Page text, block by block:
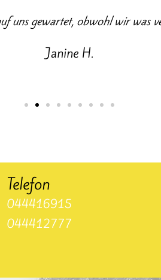
uns gewartet, obwohl wir was
Janine H.
Telefon
044416915
044412777